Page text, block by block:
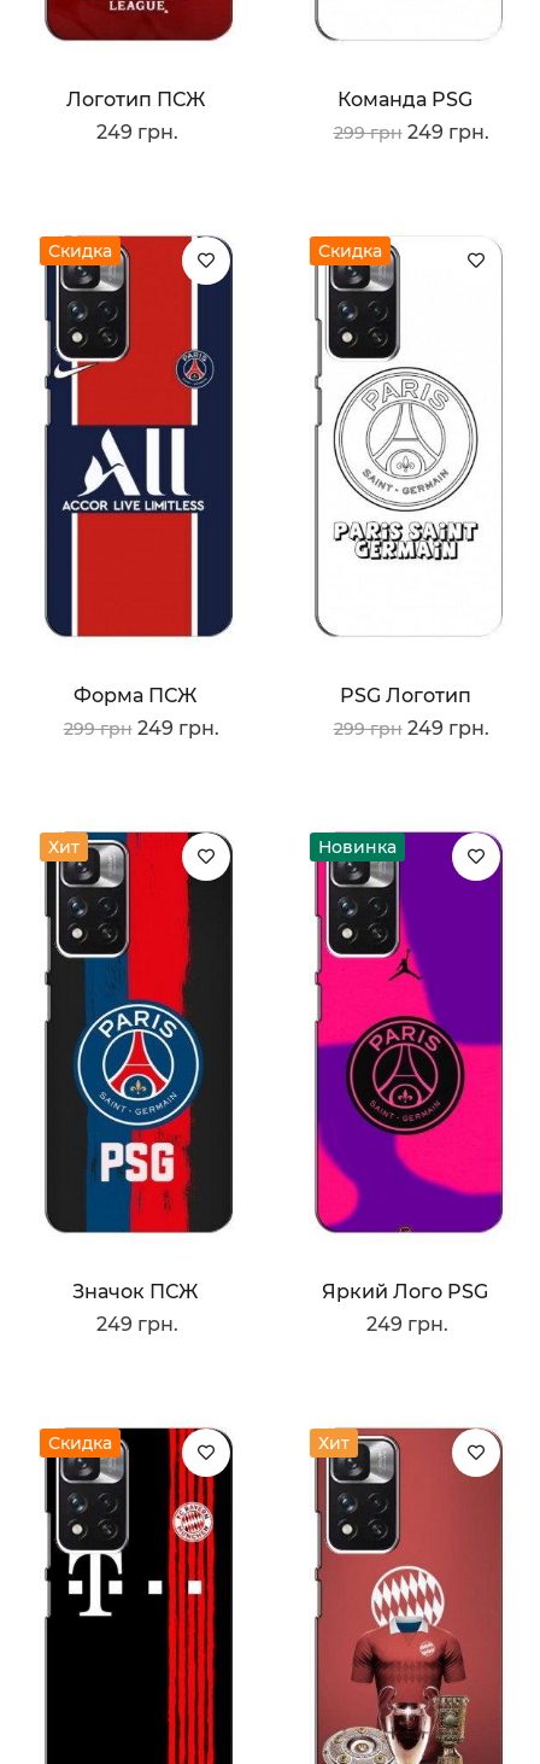
Логотип ПСЖ
249 грн.
Команда PSG
299 грн 249 грн.
Скидка
Форма ПСЖ
299 грн 249 грн.
Скидка
PSG Логотип
299 грн 249 грн.
Хит
Значок ПСЖ
249 грн.
Новинка
Яркий Лого PSG
249 грн.
Скидка Хит